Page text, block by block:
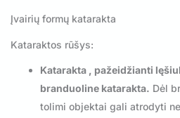
Įvairių formų katarakta
Kataraktos rūšys:
Katarakta , pažeidžianti
branduoline katarakta. Dėl
tolimi objektai gali atrodyti